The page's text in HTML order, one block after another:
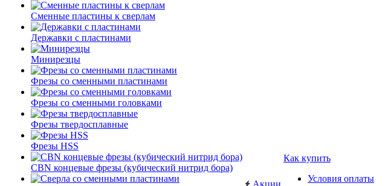
Сменные пластины к сверлам
Державки с пластинами
Минирезцы
Фрезы со сменными пластинами
Фрезы со сменными головками
Фрезы твердосплавные
Фрезы HSS
CBN концевые фрезы (кубический нитрид бора)
Акции
Как купить
Условия оплаты